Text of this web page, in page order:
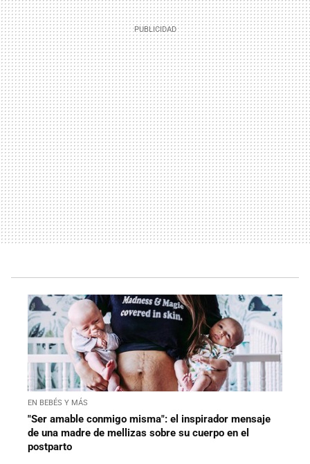
EN BEBÉS Y MÁS
"Ser amable conmigo misma": el inspirador mensaje
de una madre de mellizas sobre su cuerpo en el
postparto